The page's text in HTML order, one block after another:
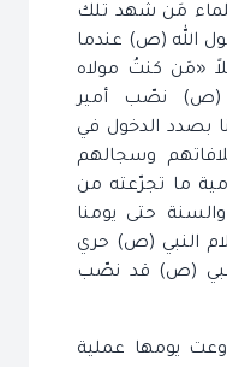
مَن شهد تلك
الله (ص) عندما
«مَن كنتُ مولاه
(ص) نصّب أمير
بصدد الدخول في
وسجالهم
ما تجرّعته من
حتى يومنا
النبي (ص) حري
(ص) قد نصّب
وعت يومها عملية